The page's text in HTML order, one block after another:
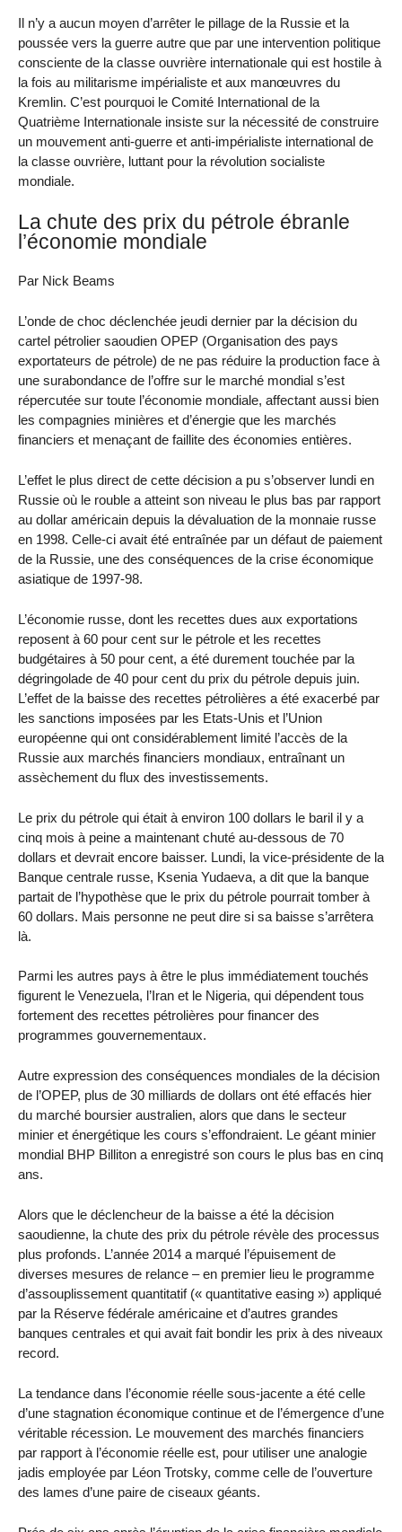
Il n’y a aucun moyen d’arrêter le pillage de la Russie et la
poussée vers la guerre autre que par une intervention politique
consciente de la classe ouvrière internationale qui est hostile à
la fois au militarisme impérialiste et aux manœuvres du
Kremlin. C’est pourquoi le Comité International de la
Quatrième Internationale insiste sur la nécessité de construire
un mouvement anti-guerre et anti-impérialiste international de
la classe ouvrière, luttant pour la révolution socialiste
mondiale.
La chute des prix du pétrole ébranle
l’économie mondiale
Par Nick Beams
L’onde de choc déclenchée jeudi dernier par la décision du
cartel pétrolier saoudien OPEP (Organisation des pays
exportateurs de pétrole) de ne pas réduire la production face à
une surabondance de l’offre sur le marché mondial s’est
répercutée sur toute l’économie mondiale, affectant aussi bien
les compagnies minières et d’énergie que les marchés
financiers et menaçant de faillite des économies entières.
L’effet le plus direct de cette décision a pu s’observer lundi en
Russie où le rouble a atteint son niveau le plus bas par rapport
au dollar américain depuis la dévaluation de la monnaie russe
en 1998. Celle-ci avait été entraînée par un défaut de paiement
de la Russie, une des conséquences de la crise économique
asiatique de 1997-98.
L’économie russe, dont les recettes dues aux exportations
reposent à 60 pour cent sur le pétrole et les recettes
budgétaires à 50 pour cent, a été durement touchée par la
dégringolade de 40 pour cent du prix du pétrole depuis juin.
L’effet de la baisse des recettes pétrolières a été exacerbé par
les sanctions imposées par les Etats-Unis et l’Union
européenne qui ont considérablement limité l’accès de la
Russie aux marchés financiers mondiaux, entraînant un
assèchement du flux des investissements.
Le prix du pétrole qui était à environ 100 dollars le baril il y a
cinq mois à peine a maintenant chuté au-dessous de 70
dollars et devrait encore baisser. Lundi, la vice-présidente de la
Banque centrale russe, Ksenia Yudaeva, a dit que la banque
partait de l’hypothèse que le prix du pétrole pourrait tomber à
60 dollars. Mais personne ne peut dire si sa baisse s’arrêtera
là.
Parmi les autres pays à être le plus immédiatement touchés
figurent le Venezuela, l’Iran et le Nigeria, qui dépendent tous
fortement des recettes pétrolières pour financer des
programmes gouvernementaux.
Autre expression des conséquences mondiales de la décision
de l’OPEP, plus de 30 milliards de dollars ont été effacés hier
du marché boursier australien, alors que dans le secteur
minier et énergétique les cours s’effondraient. Le géant minier
mondial BHP Billiton a enregistré son cours le plus bas en cinq
ans.
Alors que le déclencheur de la baisse a été la décision
saoudienne, la chute des prix du pétrole révèle des processus
plus profonds. L’année 2014 a marqué l’épuisement de
diverses mesures de relance – en premier lieu le programme
d’assouplissement quantitatif (« quantitative easing ») appliqué
par la Réserve fédérale américaine et d’autres grandes
banques centrales et qui avait fait bondir les prix à des niveaux
record.
La tendance dans l’économie réelle sous-jacente a été celle
d’une stagnation économique continue et de l’émergence d’une
véritable récession. Le mouvement des marchés financiers
par rapport à l’économie réelle est, pour utiliser une analogie
jadis employée par Léon Trotsky, comme celle de l’ouverture
des lames d’une paire de ciseaux géants.